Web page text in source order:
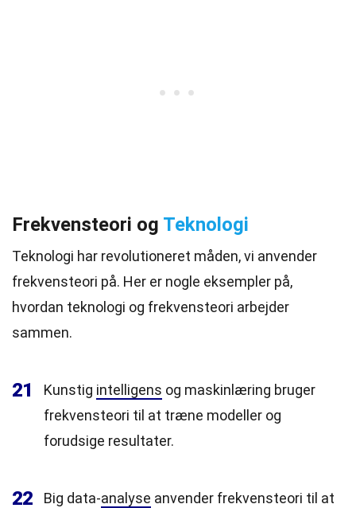
Frekvensteori og Teknologi
Teknologi har revolutioneret måden, vi anvender
frekvensteori på. Her er nogle eksempler på,
hvordan teknologi og frekvensteori arbejder
sammen.
21 Kunstig intelligens og maskinlæring bruger
frekvensteori til at træne modeller og
forudsige resultater.
22 Big data-analyse anvender frekvensteori til at